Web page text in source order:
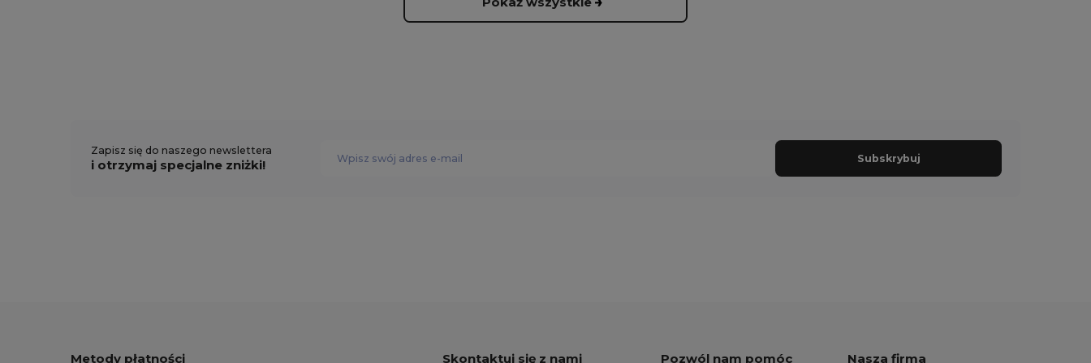
Zapisz się do naszego newslettera
i otrzymaj specjalne zniżki! Subskrybuj
Metody płatności Skontaktuj się z nami Pozwól nam pomóc Nasza firma